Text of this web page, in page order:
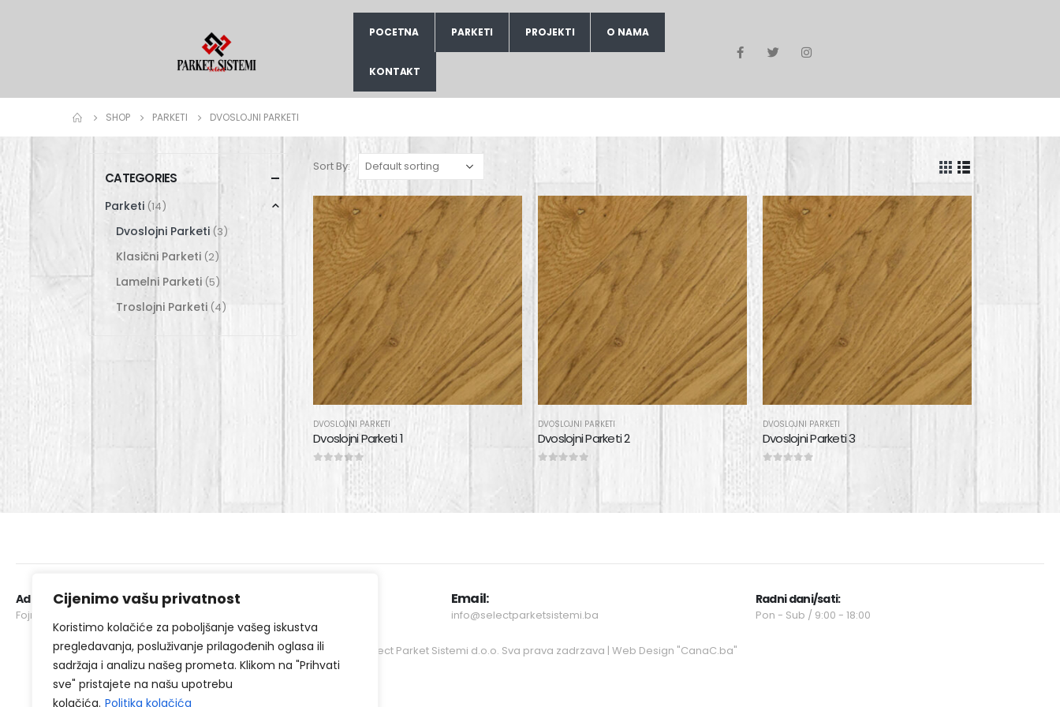
Cijenimo vašu privatnost
Koristimo kolačiće za poboljšanje vašeg iskustva
pregledavanja, posluživanje prilagođenih oglasa ili
sadržaja i analizu našeg prometa. Klikom na "Prihvati
sve" pristajete na našu upotrebu
kolačića. Politika kolačića
POCETNA PARKETI PROJEKTI O NAMA
KONTAKT
SHOP PARKETI DVOSLOJNI PARKETI
Sort By:
DVOSLOJNI PARKETI
Dvoslojni Parketi 1
out of 5
DVOSLOJNI PARKETI
Dvoslojni Parketi 2
DVOSLOJNI PARKETI
Dvoslojni Parketi 3
CATEGORIES
Parketi (14)
Dvoslojni Parketi (3)
Klasični Parketi (2)
Lamelni Parketi (5)
Troslojni Parketi (4)
Adresa:
Fojnička 1, 71000 Sarajevo
Telefon Email:
info@selectparketsistemi.ba
Radni dani/sati:
Pon - Sub / 9:00 - 18:00
2025 © Select Parket Sistemi d.o.o. Sva prava zadrzava | Web Design "CanaC.ba"